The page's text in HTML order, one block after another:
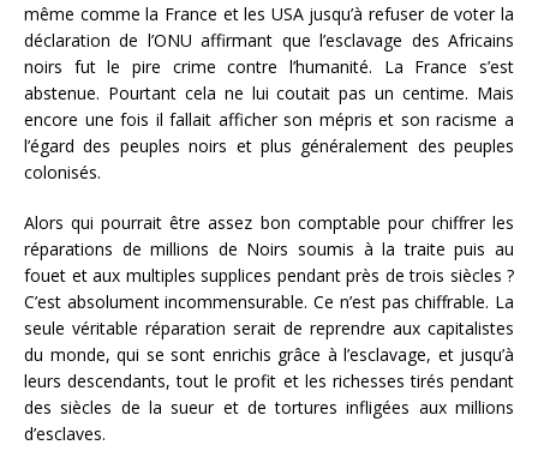
même comme la France et les USA jusqu’à refuser de voter la
déclaration de l’ONU affirmant que l’esclavage des Africains
noirs fut le pire crime contre l’humanité. La France s’est
abstenue. Pourtant cela ne lui coutait pas un centime. Mais
encore une fois il fallait afficher son mépris et son racisme a
l’égard des peuples noirs et plus généralement des peuples
colonisés.
Alors qui pourrait être assez bon comptable pour chiffrer les
réparations de millions de Noirs soumis à la traite puis au
fouet et aux multiples supplices pendant près de trois siècles ?
C’est absolument incommensurable. Ce n’est pas chiffrable. La
seule véritable réparation serait de reprendre aux capitalistes
du monde, qui se sont enrichis grâce à l’esclavage, et jusqu’à
leurs descendants, tout le profit et les richesses tirés pendant
des siècles de la sueur et de tortures infligées aux millions
d’esclaves.